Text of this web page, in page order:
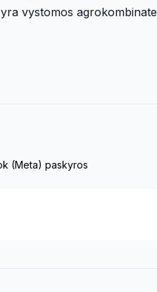
vystomos
(Meta) paskyros